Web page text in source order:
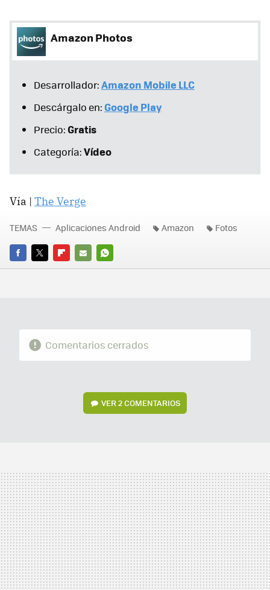
Amazon Photos
Desarrollador:Amazon Mobile LLC
Descárgalo en: Google Play
Precio:Gratis
Categoría:Vídeo
Vía | The Verge
FACEBOOK
TWITTERFLIPBOARD
E-
WHATSAPP
TEMAS Aplicaciones Android Amazon Fotos
Comentarios cerrados
VER2 COMENTARIOS